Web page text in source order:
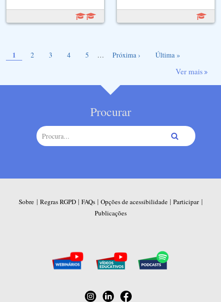
1 Page
2 Page
3 Page
4 Page
5 … Próxima página
Próxima › Última página
Última »
Ver mais
Procurar
Sobre | Regras RGPD| FAQs| Opções de acessibilidade| Participar|
Publicações